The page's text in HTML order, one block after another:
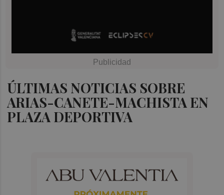
ÚLTIMAS NOTICIAS SOBRE
ARIAS-CANETE-MACHISTA EN
PLAZA DEPORTIVA